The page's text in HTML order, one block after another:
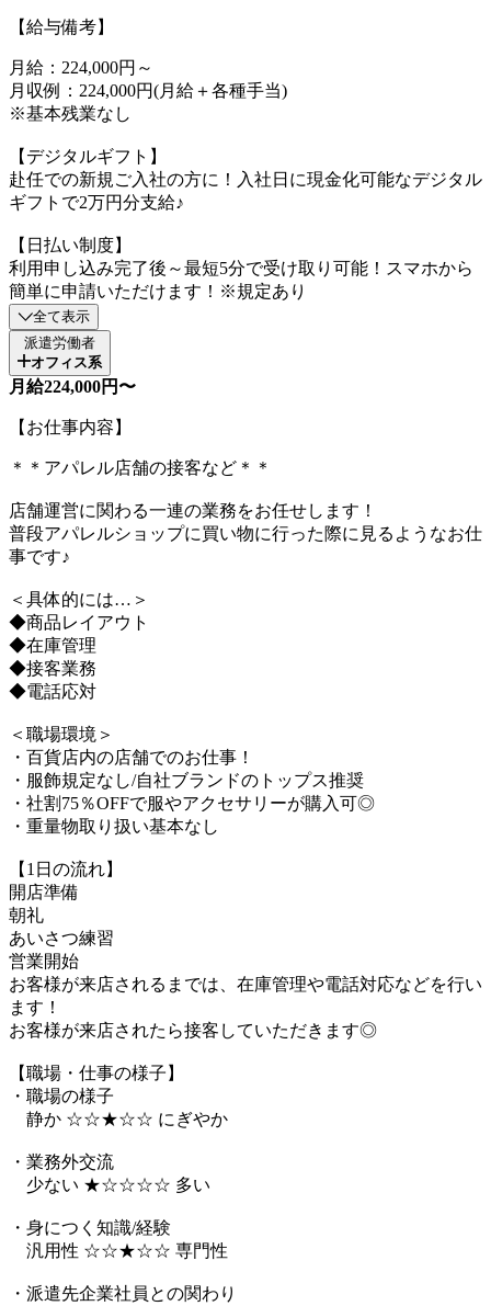
【給与備考】
月給：224,000円～
月収例：224,000円(月給＋各種手当)
※基本残業なし
【デジタルギフト】
赴任での新規ご入社の方に！入社日に現金化可能なデジタル
ギフトで2万円分支給♪
【日払い制度】
利用申し込み完了後～最短5分で受け取り可能！スマホから
簡単に申請いただけます！※規定あり
全て表示
派遣労働者
オフィス系
月給224,000円〜
【お仕事内容】
＊＊アパレル店舗の接客など＊＊
店舗運営に関わる一連の業務をお任せします！
普段アパレルショップに買い物に行った際に見るようなお仕
事です♪
＜具体的には…＞
◆商品レイアウト
◆在庫管理
◆接客業務
◆電話応対
＜職場環境＞
・百貨店内の店舗でのお仕事！
・服飾規定なし/自社ブランドのトップス推奨
・社割75％OFFで服やアクセサリーが購入可◎
・重量物取り扱い基本なし
【1日の流れ】
開店準備
朝礼
あいさつ練習
営業開始
お客様が来店されるまでは、在庫管理や電話対応などを行い
ます！
お客様が来店されたら接客していただきます◎
【職場・仕事の様子】
・職場の様子
静か ☆☆★☆☆ にぎやか
・業務外交流
少ない ★☆☆☆☆ 多い
・身につく知識/経験
汎用性 ☆☆★☆☆ 専門性
・派遣先企業社員との関わり